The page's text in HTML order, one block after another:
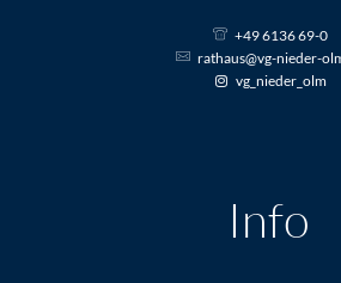
+49 6136 69-0
rathaus@vg-nieder-
vg_nieder_olm
Info